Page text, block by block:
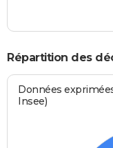
Répartition des
Données
Insee)